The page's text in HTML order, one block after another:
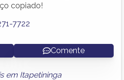
copiado!
7722
Comente
em Itapetininga